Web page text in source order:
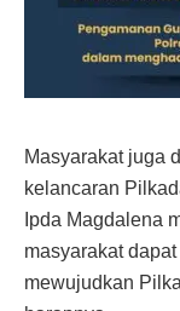
Masyarakat juga
kelancaran
Ipda Magdalena
masyarakat
mewujudkan